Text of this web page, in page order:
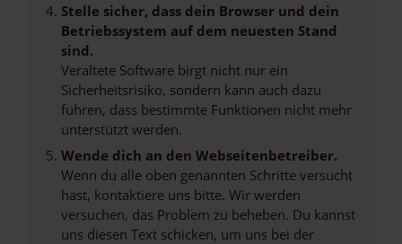
Stelle sicher, dass dein Browser und dein
Betriebssystem auf dem neuesten Stand
sind.
Veraltete Software birgt nicht nur ein
Sicherheitsrisiko, sondern kann auch dazu
führen, dass bestimmte Funktionen nicht mehr
unterstützt werden.
Wende dich an den Webseitenbetreiber.
Wenn du alle oben genannten Schritte versucht
hast, kontaktiere uns bitte. Wir werden
versuchen, das Problem zu beheben. Du kannst
uns diesen Text schicken, um uns bei der